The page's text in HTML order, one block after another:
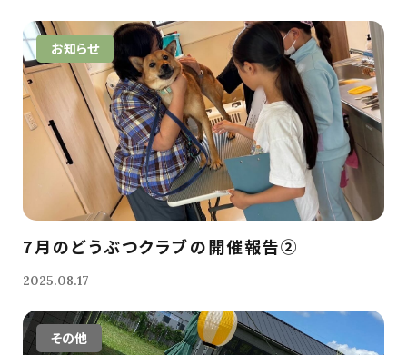
お知らせ
7月のどうぶつクラブの開催報告②
2025.08.17
その他